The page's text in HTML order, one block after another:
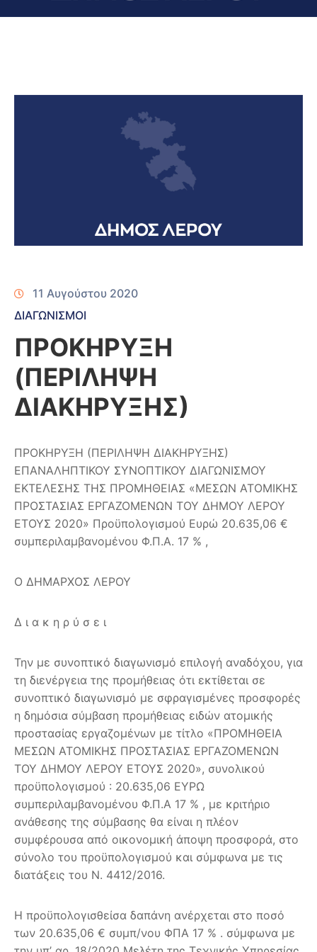
11 Αυγούστου 2020
ΔΙΑΓΩΝΙΣΜΟΙ
ΠΡΟΚΗΡΥΞΗ
(ΠΕΡΙΛΗΨΗ
ΔΙΑΚΗΡΥΞΗΣ)
ΠΡΟΚΗΡΥΞΗ (ΠΕΡΙΛΗΨΗ ΔΙΑΚΗΡΥΞΗΣ)
ΕΠΑΝΑΛΗΠΤΙΚΟΥ ΣΥΝΟΠΤΙΚΟΥ ΔΙΑΓΩΝΙΣΜΟΥ
ΕΚΤΕΛΕΣΗΣ ΤΗΣ ΠΡΟΜΗΘΕΙΑΣ «ΜΕΣΩΝ ΑΤΟΜΙΚΗΣ
ΠΡΟΣΤΑΣΙΑΣ ΕΡΓΑΖΟΜΕΝΩΝ ΤΟΥ ΔΗΜΟΥ ΛΕΡΟΥ
ΕΤΟΥΣ 2020» Προϋπολογισμού Ευρώ 20.635,06 €
συμπεριλαμβανομένου Φ.Π.Α. 17 % ,
Ο ΔΗΜΑΡΧΟΣ ΛΕΡΟΥ
Δ ι α κ η ρ ύ σ ε ι
Την με συνοπτικό διαγωνισμό επιλογή αναδόχου, για
τη διενέργεια της προμήθειας ότι εκτίθεται σε
συνοπτικό διαγωνισμό με σφραγισμένες προσφορές
η δημόσια σύμβαση προμήθειας ειδών ατομικής
προστασίας εργαζομένων με τίτλο «ΠΡΟΜΗΘΕΙΑ
ΜΕΣΩΝ ΑΤΟΜΙΚΗΣ ΠΡΟΣΤΑΣΙΑΣ ΕΡΓΑΖΟΜΕΝΩΝ
ΤΟΥ ΔΗΜΟΥ ΛΕΡΟΥ ΕΤΟΥΣ 2020», συνολικού
προϋπολογισμού : 20.635,06 ΕΥΡΩ
συμπεριλαμβανομένου Φ.Π.Α 17 % , με κριτήριο
ανάθεσης της σύμβασης θα είναι η πλέον
συμφέρουσα από οικονομική άποψη προσφορά, στο
σύνολο του προϋπολογισμού και σύμφωνα με τις
διατάξεις του Ν. 4412/2016.
Η προϋπολογισθείσα δαπάνη ανέρχεται στο ποσό
των 20.635,06 € συμπ/νου ΦΠΑ 17 % . σύμφωνα με